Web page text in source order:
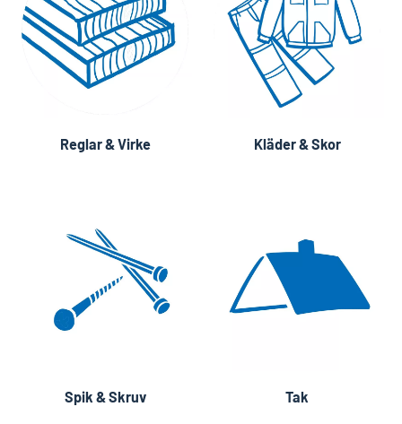
Reglar & Virke Kläder & Skor
Spik & Skruv Tak